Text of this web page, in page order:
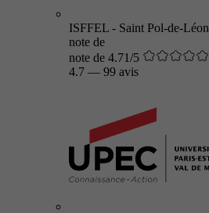
ISFFEL - Saint Pol-de-Léon
note de
note de 4.71/5
4.7 — 99 avis